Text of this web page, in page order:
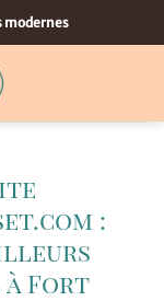
modernes
:
à Fort